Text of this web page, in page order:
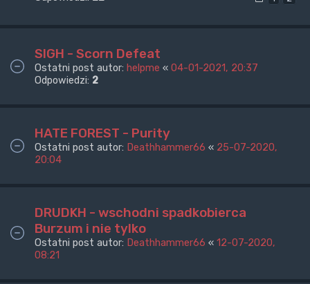
SIGH - Scorn Defeat
Ostatni post autor: helpme « 04-01-2021, 20:37
Odpowiedzi: 2
HATE FOREST - Purity
Ostatni post autor: Deathhammer66 « 25-07-2020,
20:04
DRUDKH - wschodni spadkobierca
Burzum i nie tylko
Ostatni post autor: Deathhammer66 « 12-07-2020,
08:21